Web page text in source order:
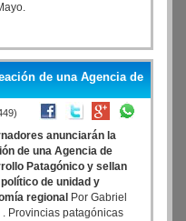
de una Agencia de
anunciarán la
de una Agencia de
Patagónico y sellan
de unidad y
regional Por Gabriel
. Provincias patagónicas